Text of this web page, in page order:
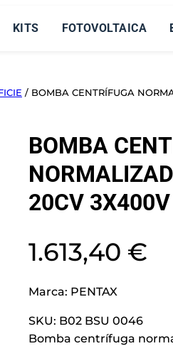
KITS FOTOVOLTAICA
/ BOMBA CENTRÍFUGA
BOMBA
20CV 3X400V
1.613,40 €
Marca: PENTAX
SKU: B02 BSU 0046
Bomba centrífuga